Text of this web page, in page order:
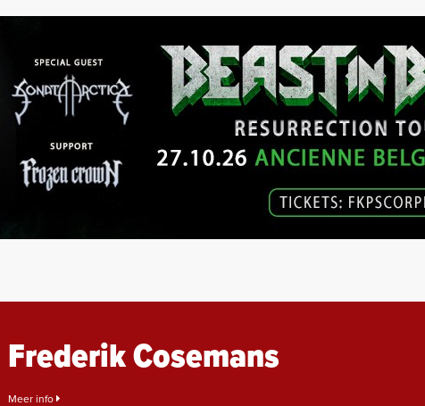
Frederik Cosemans
Meer info